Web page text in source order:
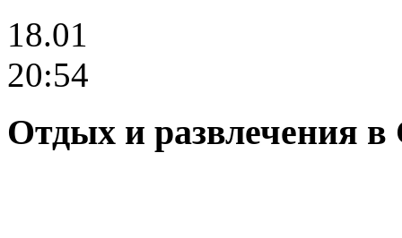
18.01
20:54
Отдых и развлечения в